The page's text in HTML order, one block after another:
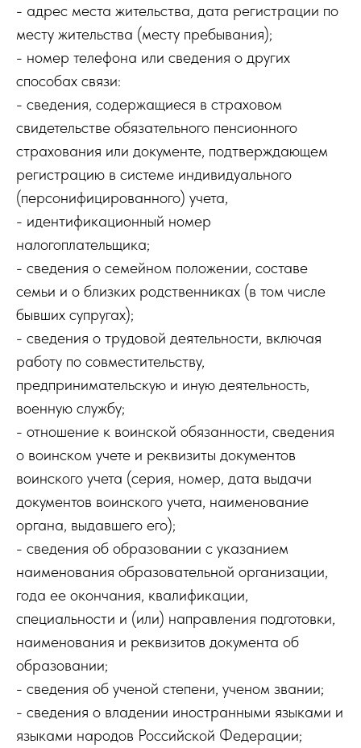
- адрес места жительства, дата регистрации по
месту жительства (месту пребывания);
- номер телефона или сведения о других
способах связи:
- сведения, содержащиеся в страховом
свидетельстве обязательного пенсионного
страхования или документе, подтверждающем
регистрацию в системе индивидуального
(персонифицированного) учета,
- идентификационный номер
налогоплательщика;
- сведения о семейном положении, составе
семьи и о близких родственниках (в том числе
бывших супругах);
- сведения о трудовой деятельности, включая
работу по совместительству,
предпринимательскую и иную деятельность,
военную службу;
- отношение к воинской обязанности, сведения
о воинском учете и реквизиты документов
воинского учета (серия, номер, дата выдачи
документов воинского учета, наименование
органа, выдавшего его);
- сведения об образовании с указанием
наименования образовательной организации,
года ее окончания, квалификации,
специальности и (или) направления подготовки,
наименования и реквизитов документа об
образовании;
- сведения об ученой степени, ученом звании;
- сведения о владении иностранными языками и
языками народов Российской Федерации;